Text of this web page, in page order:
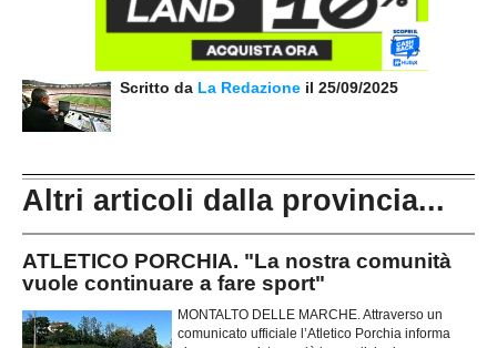
Scritto da La Redazione il 25/09/2025
Altri articoli dalla provincia...
ATLETICO PORCHIA. "La nostra comunità
vuole continuare a fare sport"
MONTALTO DELLE MARCHE. Attraverso un
comunicato ufficiale l’Atletico Porchia informa